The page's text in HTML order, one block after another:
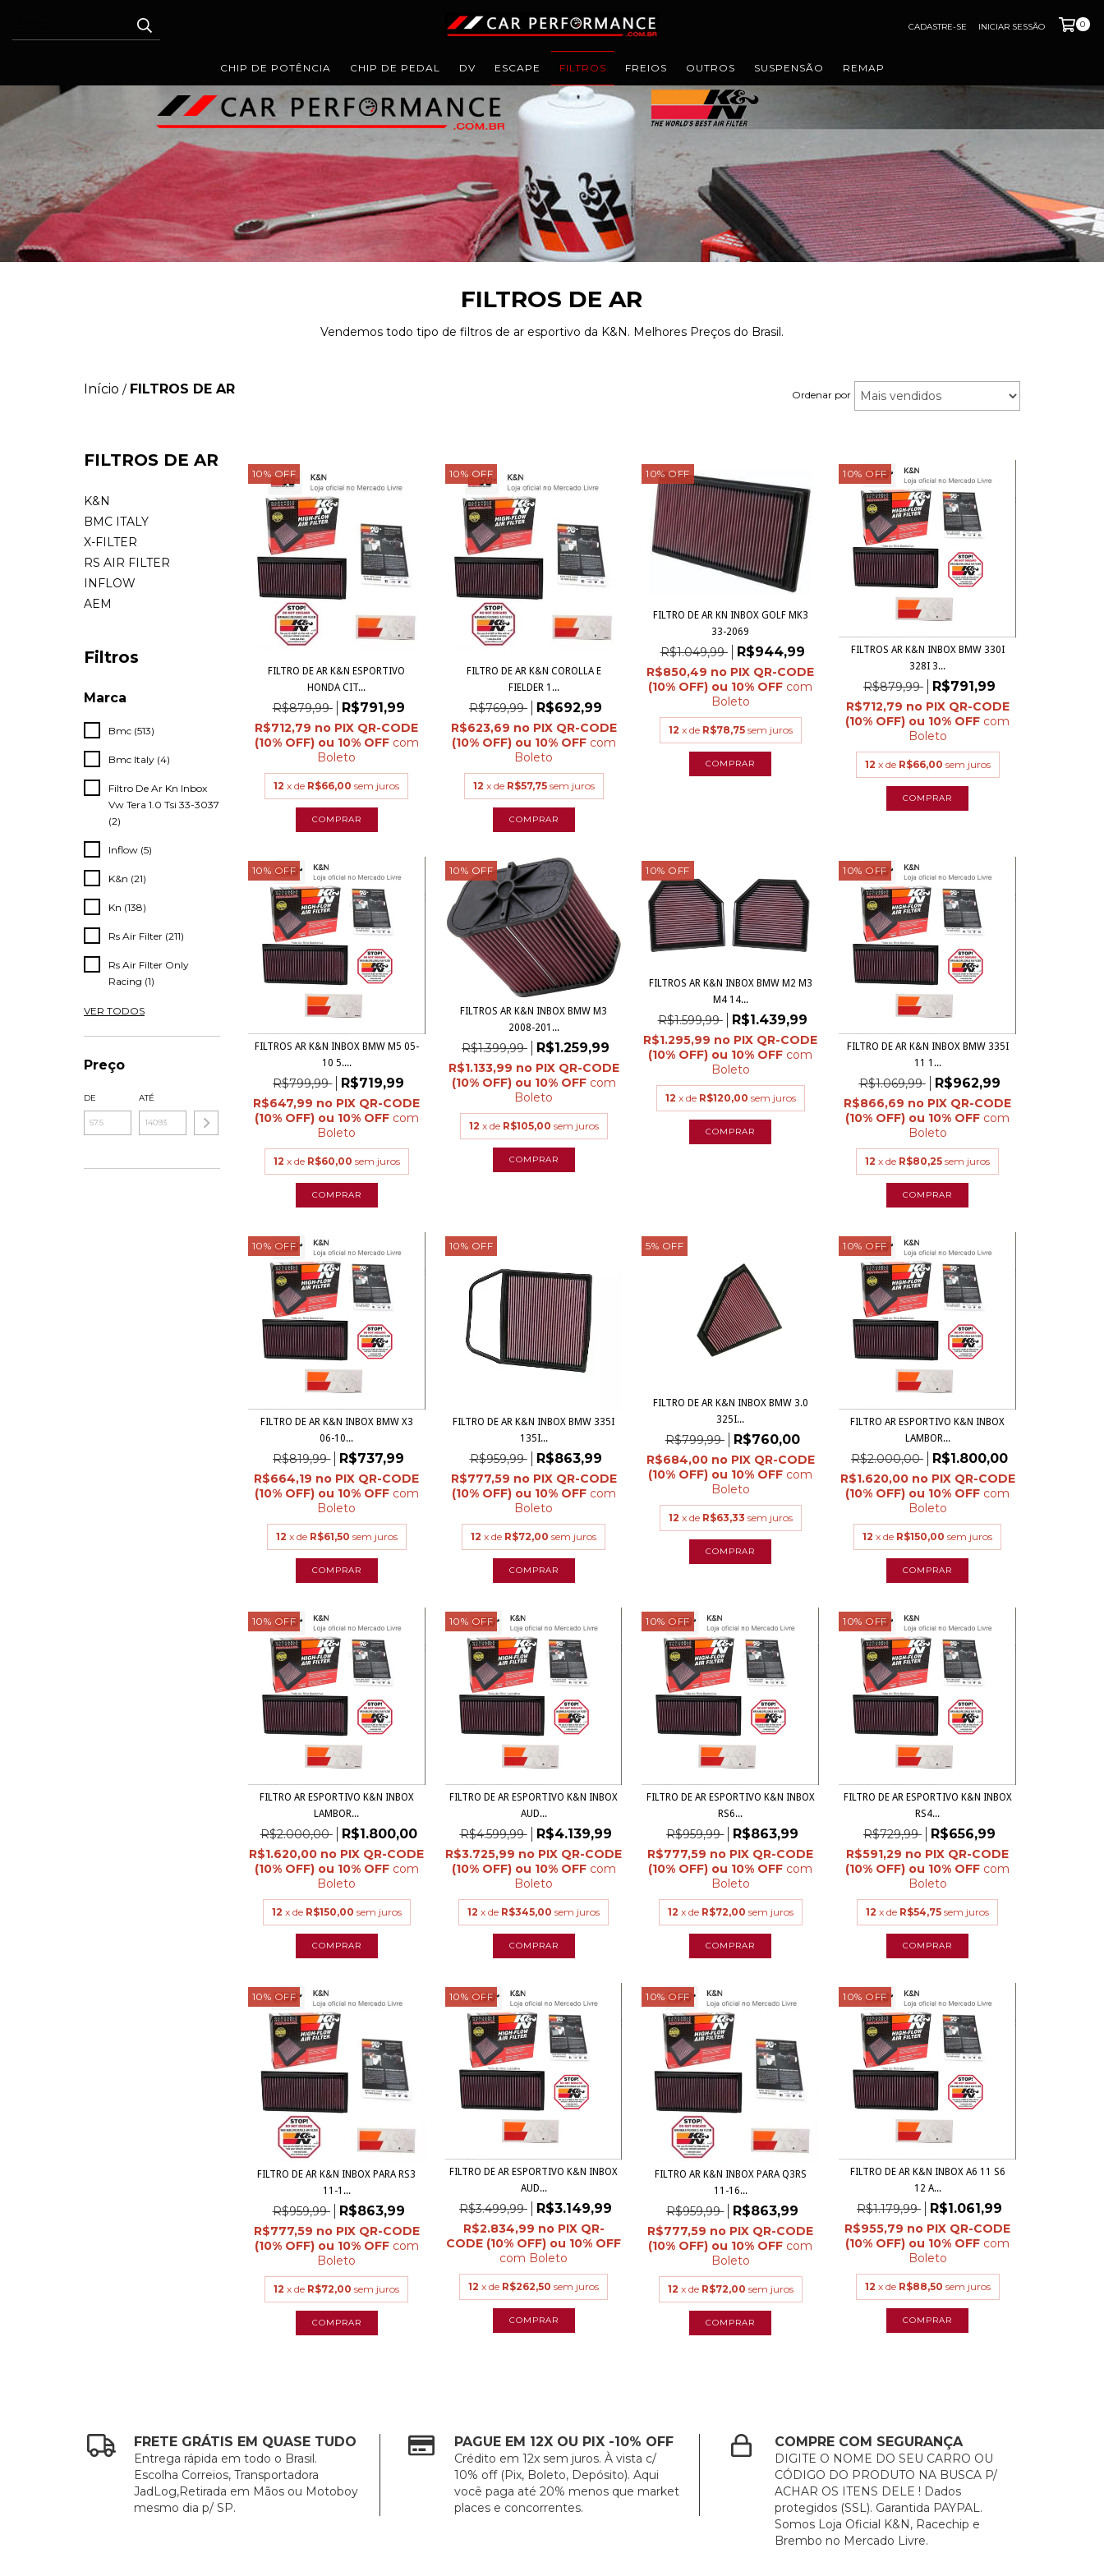
CADASTRE-SE INICIAR SESSÃO 0
CHIP DE POTÊNCIA CHIP DE PEDAL DV ESCAPE FILTROS FREIOS OUTROS SUSPENSÃO REMAP
FILTROS DE AR
Vendemos todo tipo de filtros de ar esportivo da K&N. Melhores Preços do Brasil.
Início / FILTROS DE AR Ordenar por
FILTROS DE AR
K&N
BMC ITALY
X-FILTER
RS AIR FILTER
INFLOW
AEM
Filtros
Marca
Bmc (513)
Bmc Italy (4)
Filtro De Ar Kn Inbox
Vw Tera 1.0 Tsi 33-3037
(2)
Inflow (5)
K&n (21)
Kn (138)
Rs Air Filter (211)
Rs Air Filter Only
Racing (1)
VER TODOS
Preço
DE ATÉ
10% OFF
FILTRO DE AR K&N ESPORTIVO
HONDA CIT...
R$879,99 R$791,99
R$712,79
com
Boleto
12 x de R$66,00 sem juros
10% OFF
FILTRO DE AR K&N COROLLA E
FIELDER 1...
R$769,99 R$692,99
R$623,69
com
Boleto
12 x de R$57,75 sem juros
10% OFF
FILTRO DE AR KN INBOX GOLF MK3
33-2069
R$1.049,99 R$944,99
R$850,49
com
Boleto
12 x de R$78,75 sem juros
10% OFF
FILTROS AR K&N INBOX BMW 330I
328I 3...
R$879,99 R$791,99
R$712,79
com
Boleto
12 x de R$66,00 sem juros
10% OFF
FILTROS AR K&N INBOX BMW M5 05-
10 5....
R$799,99 R$719,99
R$647,99
com
Boleto
12 x de R$60,00 sem juros
10% OFF
FILTROS AR K&N INBOX BMW M3
2008-201...
R$1.399,99 R$1.259,99
R$1.133,99
com
Boleto
12 x de R$105,00 sem juros
10% OFF
FILTROS AR K&N INBOX BMW M2 M3
M4 14...
R$1.599,99 R$1.439,99
R$1.295,99
com
Boleto
12 x de R$120,00 sem juros
10% OFF
FILTRO DE AR K&N INBOX BMW 335I
11 1...
R$1.069,99 R$962,99
R$866,69
com
Boleto
12 x de R$80,25 sem juros
10% OFF
FILTRO DE AR K&N INBOX BMW X3
06-10...
R$819,99 R$737,99
R$664,19
com
Boleto
12 x de R$61,50 sem juros
10% OFF
FILTRO DE AR K&N INBOX BMW 335I
135I...
R$959,99 R$863,99
R$777,59
com
Boleto
12 x de R$72,00 sem juros
5% OFF
FILTRO DE AR K&N INBOX BMW 3.0
325I...
R$799,99 R$760,00
R$684,00
com
Boleto
12 x de R$63,33 sem juros
10% OFF
FILTRO AR ESPORTIVO K&N INBOX
LAMBOR...
R$2.000,00 R$1.800,00
R$1.620,00
com
Boleto
12 x de R$150,00 sem juros
10% OFF
FILTRO AR ESPORTIVO K&N INBOX
LAMBOR...
R$2.000,00 R$1.800,00
R$1.620,00
com
Boleto
12 x de R$150,00 sem juros
10% OFF
FILTRO DE AR ESPORTIVO K&N INBOX
AUD...
R$4.599,99 R$4.139,99
R$3.725,99
com
Boleto
12 x de R$345,00 sem juros
10% OFF
FILTRO DE AR ESPORTIVO K&N INBOX
RS6...
R$959,99 R$863,99
R$777,59
com
Boleto
12 x de R$72,00 sem juros
10% OFF
FILTRO DE AR ESPORTIVO K&N INBOX
RS4...
R$729,99 R$656,99
R$591,29
com
Boleto
12 x de R$54,75 sem juros
10% OFF
FILTRO DE AR K&N INBOX PARA RS3
11-1...
R$959,99 R$863,99
R$777,59
com
Boleto
12 x de R$72,00 sem juros
10% OFF
FILTRO DE AR ESPORTIVO K&N INBOX
AUD...
R$3.499,99 R$3.149,99
R$2.834,99
com Boleto
12 x de R$262,50 sem juros
10% OFF
FILTRO AR K&N INBOX PARA Q3RS
11-16...
R$959,99 R$863,99
R$777,59
com
Boleto
12 x de R$72,00 sem juros
10% OFF
FILTRO DE AR K&N INBOX A6 11 S6
12 A...
R$1.179,99 R$1.061,99
R$955,79
com
Boleto
12 x de R$88,50 sem juros
FRETE GRÁTIS EM QUASE TUDO
Entrega rápida em todo o Brasil.
Escolha Correios, Transportadora
JadLog,Retirada em Mãos ou Motoboy
mesmo dia p/ SP.
PAGUE EM 12X OU PIX -10% OFF
Crédito em 12x sem juros. À vista c/
10% off (Pix, Boleto, Depósito). Aqui
você paga até 20% menos que market
places e concorrentes.
COMPRE COM SEGURANÇA
DIGITE O NOME DO SEU CARRO OU
CÓDIGO DO PRODUTO NA BUSCA P/
ACHAR OS ITENS DELE ! Dados
protegidos (SSL). Garantida PAYPAL.
Somos Loja Oficial K&N, Racechip e
Brembo no Mercado Livre.